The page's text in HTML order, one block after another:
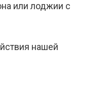
или лоджии с
нашей